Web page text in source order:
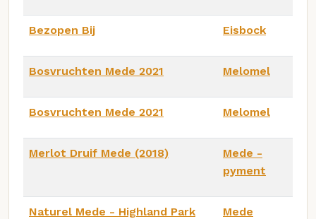
Bezopen Bij Eisbock
Bosvruchten Mede 2021 Melomel
Bosvruchten Mede 2021 Melomel
Merlot Druif Mede (2018)
Mede -
pyment
Naturel Mede - Highland Park
Mede